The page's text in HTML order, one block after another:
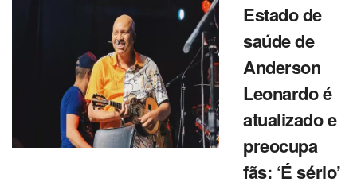
Estado de
saúde de
Anderson
Leonardo é
atualizado e
preocupa
fãs: ‘É sério’